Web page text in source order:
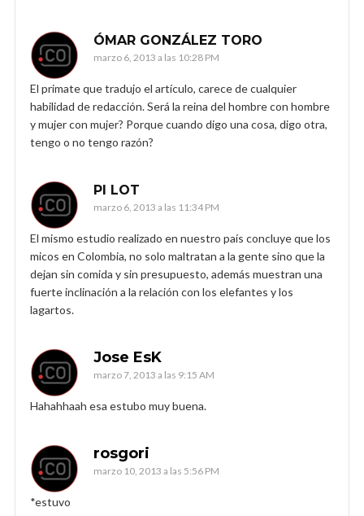
ÓMAR GONZÁLEZ TORO
marzo 6, 2013 a las 10:28 PM
El primate que tradujo el artículo, carece de cualquier
habilidad de redacción. Será la reina del hombre con hombre
y mujer con mujer? Porque cuando digo una cosa, digo otra,
tengo o no tengo razón?
PI LOT
marzo 6, 2013 a las 11:34 PM
El mismo estudio realizado en nuestro país concluye que los
micos en Colombia, no solo maltratan a la gente sino que la
dejan sin comida y sin presupuesto, además muestran una
fuerte inclinación a la relación con los elefantes y los
lagartos.
Jose EsK
marzo 7, 2013 a las 9:15 AM
Hahahhaah esa estubo muy buena.
rosgori
marzo 10, 2013 a las 5:56 PM
*estuvo